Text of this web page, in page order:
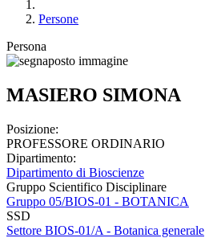
Persone
Persona
MASIERO SIMONA
Posizione:
PROFESSORE ORDINARIO
Dipartimento:
Dipartimento di Bioscienze
Gruppo Scientifico Disciplinare
Gruppo 05/BIOS-01 - BOTANICA
SSD
Settore BIOS-01/A - Botanica generale